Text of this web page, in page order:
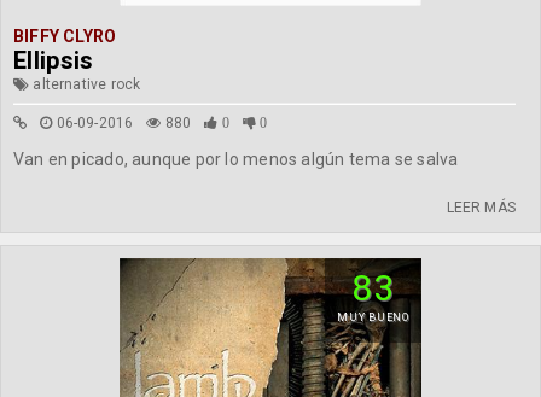
BIFFY CLYRO
Ellipsis
alternative rock
06-09-2016 880 0 0
Van en picado, aunque por lo menos algún tema se salva
LEER MÁS
83
MUY BUENO